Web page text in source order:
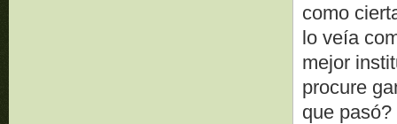
como
lo veía
mejor
procure
que